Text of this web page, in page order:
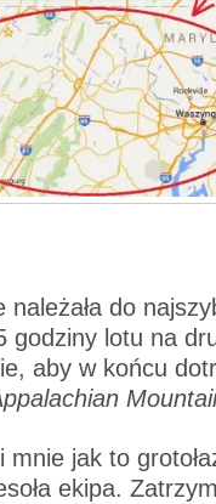
do
godziny lotu na
aby w końcu
mnie jak to
ekipa.